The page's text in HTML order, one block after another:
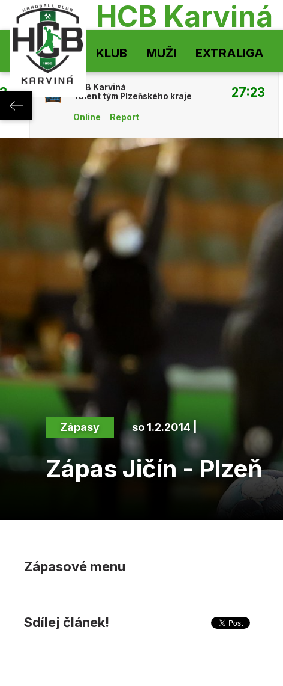
HCB Karviná
KLUB MUŽI EXTRALIGA
HCB Karviná
Talent tým Plzeňského kraje
27:23
Online Report
Zápasy so 1.2.2014 |
Zápas Jičín - Plzeň
Zápasové menu
Sdílej článek!